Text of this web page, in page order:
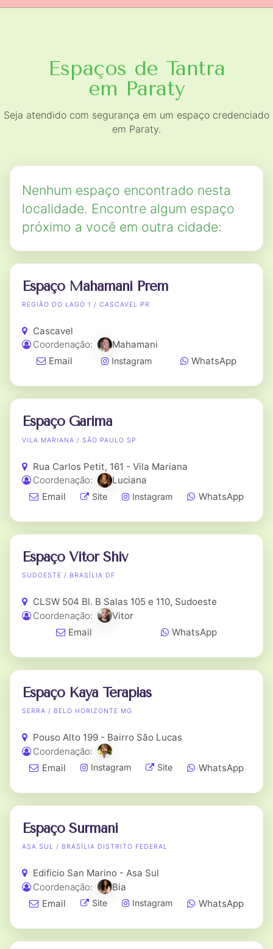
Espaços de Tantra
em Paraty
Seja atendido com segurança em um espaço credenciado
em Paraty.
Nenhum espaço encontrado nesta
localidade. Encontre algum espaço
próximo a você em outra cidade:
Espaço Mahamani Prem
REGIÃO DO LAGO 1 / CASCAVEL PR
Cascavel
Coordenação:
Mahamani
Email
Instagram WhatsApp
Espaço Garima
VILA MARIANA / SÃO PAULO SP
Rua Carlos Petit, 161 - Vila Mariana
Coordenação:
Luciana
Email
Site Instagram WhatsApp
Espaço Vitor Shiv
SUDOESTE / BRASÍLIA DF
CLSW 504 Bl. B Salas 105 e 110, Sudoeste
Coordenação:
Vitor
Email
WhatsApp
Espaço Kaya Terapias
SERRA / BELO HORIZONTE MG
Pouso Alto 199 - Bairro São Lucas
Coordenação:
Email
Instagram Site WhatsApp
Espaço Surmani
ASA SUL / BRASÍLIA DISTRITO FEDERAL
Edificio San Marino - Asa Sul
Coordenação:
Bia
Email
Site Instagram WhatsApp